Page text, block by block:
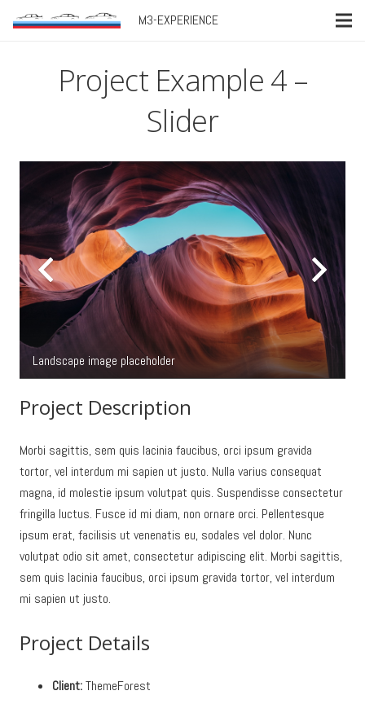
M3-EXPERIENCE
Project Example 4 –
Slider
Landscape image placeholder
Project Description
Morbi sagittis, sem quis lacinia faucibus, orci ipsum gravida
tortor, vel interdum mi sapien ut justo. Nulla varius consequat
magna, id molestie ipsum volutpat quis. Suspendisse consectetur
fringilla luctus. Fusce id mi diam, non ornare orci. Pellentesque
ipsum erat, facilisis ut venenatis eu, sodales vel dolor. Nunc
volutpat odio sit amet, consectetur adipiscing elit. Morbi sagittis,
sem quis lacinia faucibus, orci ipsum gravida tortor, vel interdum
mi sapien ut justo.
Project Details
Client:ThemeForest